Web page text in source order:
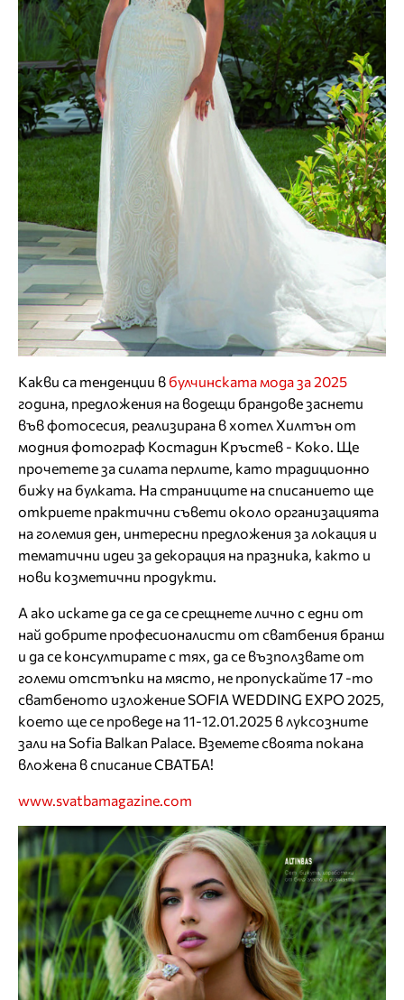
Какви са тенденции в булчинската мода за 2025
година, предложения на водещи брандове заснети
във фотосесия, реализирана в хотел Хилтън от
модния фотограф Костадин Кръстев - Коко. Ще
прочетете за силата перлите, като традиционно
бижу на булката. На страниците на списанието ще
откриете практични съвети около организацията
на големия ден, интересни предложения за локация и
тематични идеи за декорация на празника, както и
нови козметични продукти.
А ако искате да се да се срещнете лично с едни от
най добрите професионалисти от сватбения бранш
и да се консултирате с тях, да се възползвате от
големи отстъпки на място, не пропускайте 17 -то
сватбеното изложение SOFIA WEDDING EXPO 2025,
което ще се проведе на 11-12.01.2025 в луксозните
зали на Sofia Balkan Palace. Вземете своята покана
вложена в списание СВАТБА!
www.svatbamagazine.com